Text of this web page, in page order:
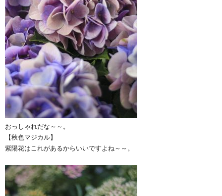
おっしゃれだな～～。
【秋色マジカル】
紫陽花はこれがあるからいいですよね～～。